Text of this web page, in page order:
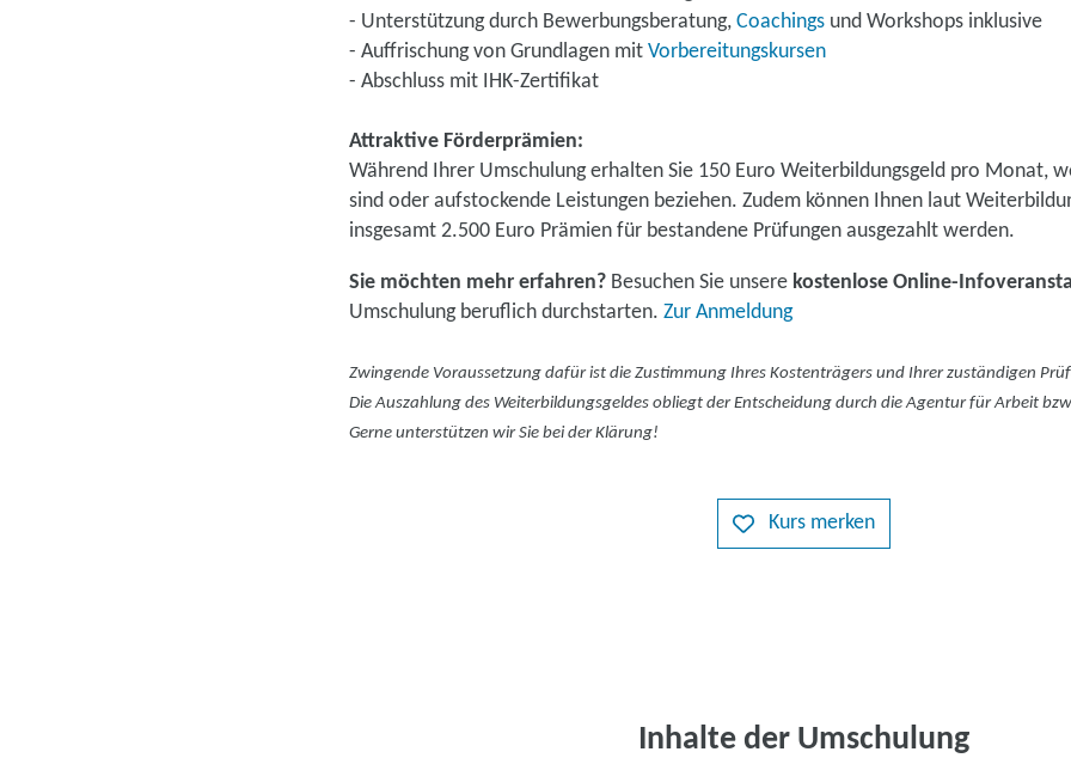
- Unterstützung durch Bewerbungsberatung, Coachings und Workshops inklusive
- Auffrischung von Grundlagen mit Vorbereitungskursen
- Abschluss mit IHK-Zertifikat
Attraktive Förderprämien:
Während Ihrer Umschulung erhalten Sie 150 Euro Weiterbildungsgeld pro Monat,
sind oder aufstockende Leistungen beziehen. Zudem können Ihnen laut
insgesamt 2.500 Euro Prämien für bestandene Prüfungen ausgezahlt werden.
Sie möchten mehr erfahren? Besuchen Sie unsere kostenlose Online-
Umschulung beruflich durchstarten. Zur Anmeldung
Zwingende Voraussetzung dafür ist die Zustimmung Ihres Kostenträgers und Ihrer zuständigen
Die Auszahlung des Weiterbildungsgeldes obliegt der Entscheidung durch die Agentur für Arbeit
Gerne unterstützen wir Sie bei der Klärung!
Kurs merken
Inhalte der Umschulung